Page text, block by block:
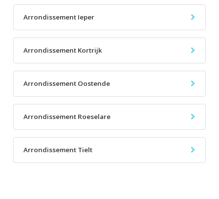
Arrondissement Ieper
Arrondissement Kortrijk
Arrondissement Oostende
Arrondissement Roeselare
Arrondissement Tielt